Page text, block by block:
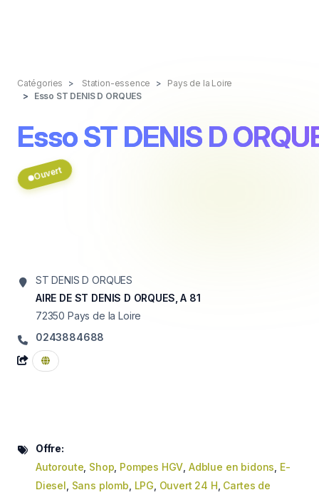
Catégories Station-essence
Pays de la Loire
Esso ST DENIS D ORQUES
Esso ST DENIS D
Ouvert
ST DENIS D ORQUES
AIRE DE ST DENIS D ORQUES, A 81
72350 Pays de la Loire
0243884688
Offre:
Autoroute Shop Pompes HGV Adblue en bidons E-
Diesel Sans plomb LPG Ouvert 24 H Cartes de